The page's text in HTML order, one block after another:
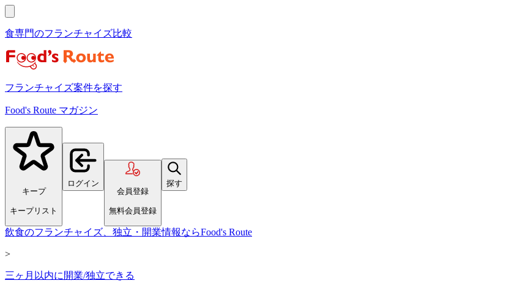
食専門のフランチャイズ比較
フランチャイズ案件を探す
Food's Route マガジン
キープ
キープリスト
ログイン
会員登録
無料会員登録
探す
飲食のフランチャイズ、独立・開業情報ならFood's Route
>
三ヶ月以内に開業/独立できる